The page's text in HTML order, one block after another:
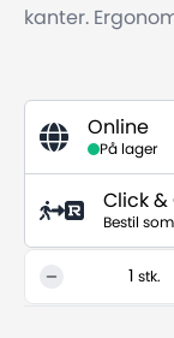
kanter.
Online
På lager
Click &
Bestil
stk.